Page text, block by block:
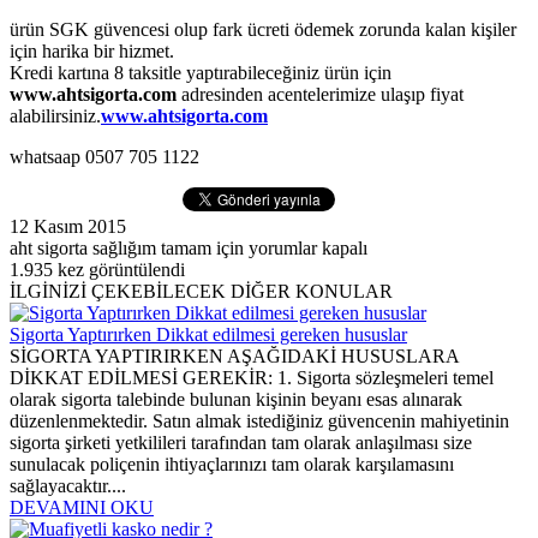
ürün SGK güvencesi olup fark ücreti ödemek zorunda kalan kişiler
için harika bir hizmet.
Kredi kartına 8 taksitle yaptırabileceğiniz ürün için
www.ahtsigorta.com adresinden acentelerimize ulaşıp fiyat
alabilirsiniz.www.ahtsigorta.com
whatsaap 0507 705 1122
12 Kasım 2015
aht sigorta sağlığım tamam için yorumlar kapalı
1.935 kez görüntülendi
İLGİNİZİ ÇEKEBİLECEK DİĞER KONULAR
Sigorta Yaptırırken Dikkat edilmesi gereken hususlar
SİGORTA YAPTIRIRKEN AŞAĞIDAKİ HUSUSLARA
DİKKAT EDİLMESİ GEREKİR: 1. Sigorta sözleşmeleri temel
olarak sigorta talebinde bulunan kişinin beyanı esas alınarak
düzenlenmektedir. Satın almak istediğiniz güvencenin mahiyetinin
sigorta şirketi yetkilileri tarafından tam olarak anlaşılması size
sunulacak poliçenin ihtiyaçlarınızı tam olarak karşılamasını
sağlayacaktır....
DEVAMINI OKU